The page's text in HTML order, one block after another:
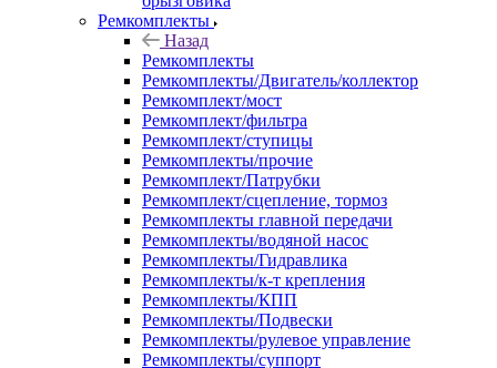
Ремкомплекты
Назад
Ремкомплекты
Ремкомплекты/Двигатель/коллектор
Ремкомплект/мост
Ремкомплект/фильтра
Ремкомплект/ступицы
Ремкомплекты/прочие
Ремкомплект/Патрубки
Ремкомплект/сцепление, тормоз
Ремкомплекты главной передачи
Ремкомплекты/водяной насос
Ремкомплекты/Гидравлика
Ремкомплекты/к-т крепления
Ремкомплекты/КПП
Ремкомплекты/Подвески
Ремкомплекты/рулевое управление
Ремкомплекты/суппорт